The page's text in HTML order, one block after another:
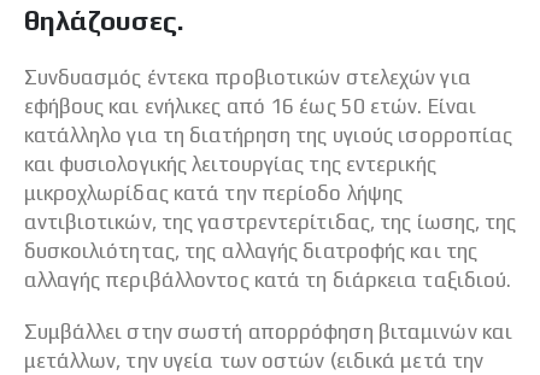
θηλάζουσες.
Συνδυασμός έντεκα προβιοτικών στελεχών για
εφήβους και ενήλικες από 16 έως 50 ετών. Είναι
κατάλληλο για τη διατήρηση της υγιούς ισορροπίας
και φυσιολογικής λειτουργίας της εντερικής
μικροχλωρίδας κατά την περίοδο λήψης
αντιβιοτικών, της γαστρεντερίτιδας, της ίωσης, της
δυσκοιλιότητας, της αλλαγής διατροφής και της
αλλαγής περιβάλλοντος κατά τη διάρκεια ταξιδιού.
Συμβάλλει στην σωστή απορρόφηση βιταμινών και
μετάλλων, την υγεία των οστών (ειδικά μετά την